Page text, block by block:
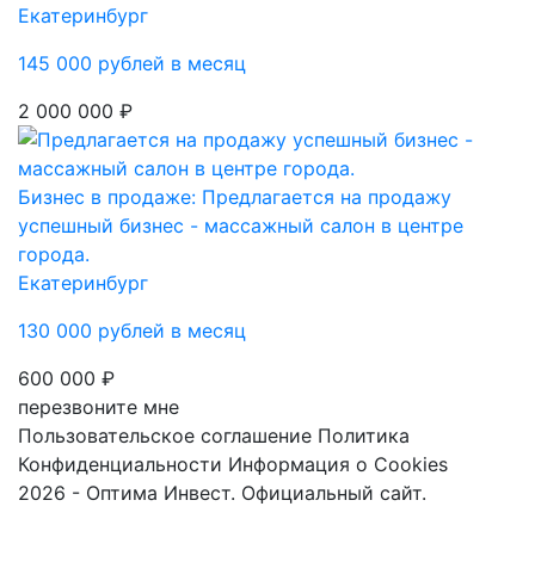
Екатеринбург
145 000 рублей в месяц
2 000 000 ₽
Бизнес в продаже: Предлагается на продажу
успешный бизнес - массажный салон в центре
города.
Екатеринбург
130 000 рублей в месяц
600 000 ₽
перезвоните мне
Пользовательское соглашение Политика
Конфиденциальности Информация о Cookies
2026 - Оптима Инвест. Официальный сайт.